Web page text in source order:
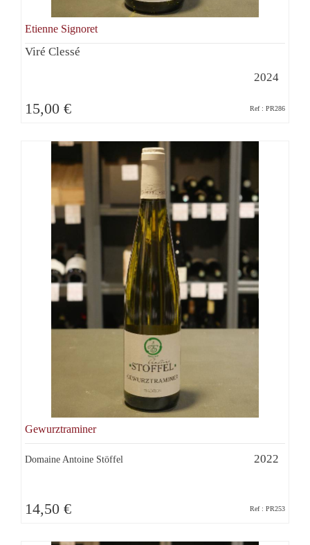
Etienne Signoret
Viré Clessé
2024
15,00 € Ref : PR286
Gewurztraminer
Domaine Antoine Stöffel 2022
14,50 € Ref : PR253